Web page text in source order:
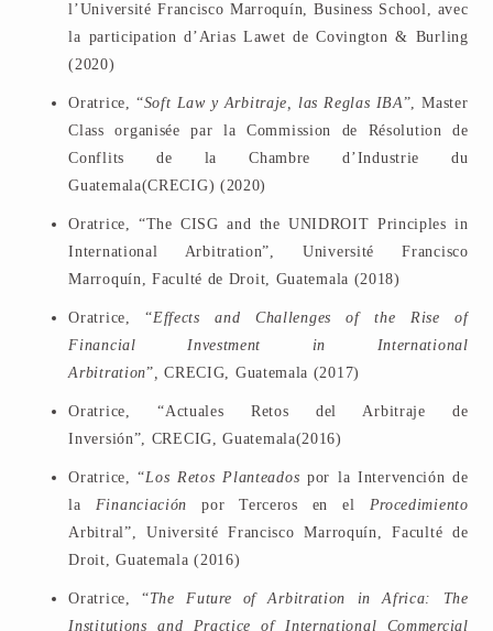
l’Université Francisco Marroquín, Business School, avec
la participation d’Arias Lawet de Covington & Burling
(2020)
Oratrice, “Soft Law y Arbitraje, las Reglas IBA”, Master
Class organisée par la Commission de Résolution de
Conflits de la Chambre d’Industrie du
Guatemala(CRECIG) (2020)
Oratrice, “The CISG and the UNIDROIT Principles in
International Arbitration”, Université Francisco
Marroquín, Faculté de Droit, Guatemala (2018)
Oratrice, “Effects and Challenges of the Rise of
Financial Investment in International
Arbitration”, CRECIG, Guatemala (2017)
Oratrice, “Actuales Retos del Arbitraje de
Inversión”, CRECIG, Guatemala(2016)
Oratrice, “Los Retos Planteados por la Intervención de
la Financiación por Terceros en el Procedimiento
Arbitral”, Université Francisco Marroquín, Faculté de
Droit, Guatemala (2016)
Oratrice, “The Future of Arbitration in Africa: The
Institutions and Practice of International Commercial